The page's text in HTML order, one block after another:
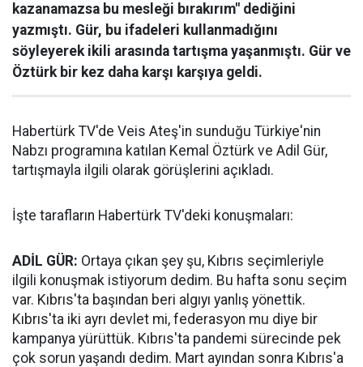
kazanamazsa bu mesleği bırakırım" dediğini
yazmıştı. Gür, bu ifadeleri kullanmadığını
söyleyerek ikili arasında tartışma yaşanmıştı. Gür ve
Öztürk bir kez daha karşı karşıya geldi.
Habertürk TV'de Veis Ateş'in sunduğu Türkiye'nin
Nabzı programına katılan Kemal Öztürk ve Adil Gür,
tartışmayla ilgili olarak görüşlerini açıkladı.
İşte tarafların Habertürk TV'deki konuşmaları:
ADİL GÜR: Ortaya çıkan şey şu, Kıbrıs seçimleriyle
ilgili konuşmak istiyorum dedim. Bu hafta sonu seçim
var. Kıbrıs'ta başından beri algıyı yanlış yönettik.
Kıbrıs'ta iki ayrı devlet mi, federasyon mu diye bir
kampanya yürüttük. Kıbrıs'ta pandemi sürecinde pek
çok sorun yaşandı dedim. Mart ayından sonra Kıbrıs'a